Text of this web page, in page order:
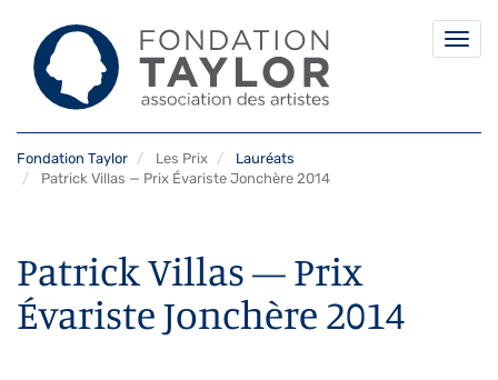
au
Fondation Taylor Les Prix
Lauréats
Patrick Villas — Prix Évariste Jonchère 2014
Patrick Villas — Prix
Évariste Jonchère 2014